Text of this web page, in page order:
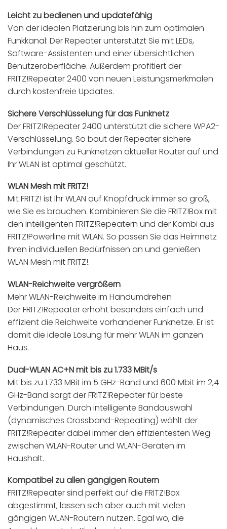
Leicht zu bedienen und updatefähig
Von der idealen Platzierung bis hin zum optimalen
Funkkanal: Der Repeater unterstützt Sie mit LEDs,
Software-Assistenten und einer übersichtlichen
Benutzeroberfläche. Außerdem profitiert der
FRITZ!Repeater 2400 von neuen Leistungsmerkmalen
durch kostenfreie Updates.
Sichere Verschlüsselung für das Funknetz
Der FRITZ!Repeater 2400 unterstützt die sichere WPA2-
Verschlüsselung. So baut der Repeater sichere
Verbindungen zu Funknetzen aktueller Router auf und
Ihr WLAN ist optimal geschützt.
WLAN Mesh mit FRITZ!
Mit FRITZ! ist Ihr WLAN auf Knopfdruck immer so groß,
wie Sie es brauchen. Kombinieren Sie die FRITZ!Box mit
den intelligenten FRITZ!Repeatern und der Kombi aus
FRITZ!Powerline mit WLAN. So passen Sie das Heimnetz
Ihren individuellen Bedürfnissen an und genießen
WLAN Mesh mit FRITZ!.
WLAN-Reichweite vergrößern
Mehr WLAN-Reichweite im Handumdrehen
Der FRITZ!Repeater erhöht besonders einfach und
effizient die Reichweite vorhandener Funknetze. Er ist
damit die ideale Lösung für mehr WLAN im ganzen
Haus.
Dual-WLAN AC+N mit bis zu 1.733 MBit/s
Mit bis zu 1.733 MBit im 5 GHz-Band und 600 Mbit im 2,4
GHz-Band sorgt der FRITZ!Repeater für beste
Verbindungen. Durch intelligente Bandauswahl
(dynamisches Crossband-Repeating) wählt der
FRITZ!Repeater dabei immer den effizientesten Weg
zwischen WLAN-Router und WLAN-Geräten im
Haushalt.
Kompatibel zu allen gängigen Routern
FRITZ!Repeater sind perfekt auf die FRITZ!Box
abgestimmt, lassen sich aber auch mit vielen
gängigen WLAN-Routern nutzen. Egal wo, die